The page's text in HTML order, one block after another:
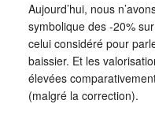
Aujourd’hui, nous
symbolique des -20%
celui considéré pour
baissier. Et les
élevées
(malgré la correction).